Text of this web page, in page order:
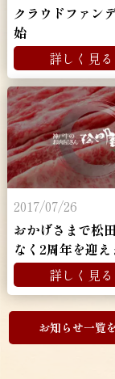
クラウドファン
始
詳しく見る
2017/07/26
おかげさまで松
なく2周年を迎え
詳しく見る
お知らせ一覧